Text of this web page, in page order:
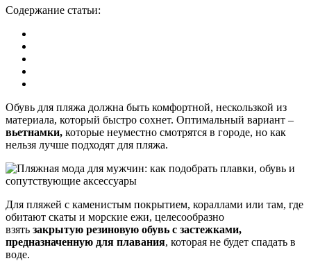
Содержание статьи:
Обувь для пляжа должна быть комфортной, нескользкой из
материала, который быстро сохнет. Оптимальный вариант –
вьетнамки, которые неуместно смотрятся в городе, но как
нельзя лучше подходят для пляжа.
Для пляжей с каменистым покрытием, кораллами или там, где
обитают скаты и морские ежи, целесообразно
взять закрытую резиновую обувь с застежками,
предназначенную для плавания, которая не будет спадать в
воде.